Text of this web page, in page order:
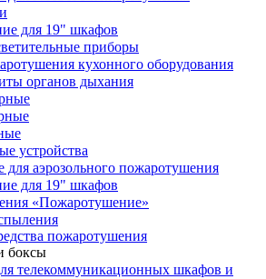
для 19" шкафов
приборы
кухонного оборудования
органов дыхания
устройства
для аэрозольного пожаротушения
для 19" шкафов
«Пожаротушение»
пожаротушения
боксы
телекоммуникационных шкафов и